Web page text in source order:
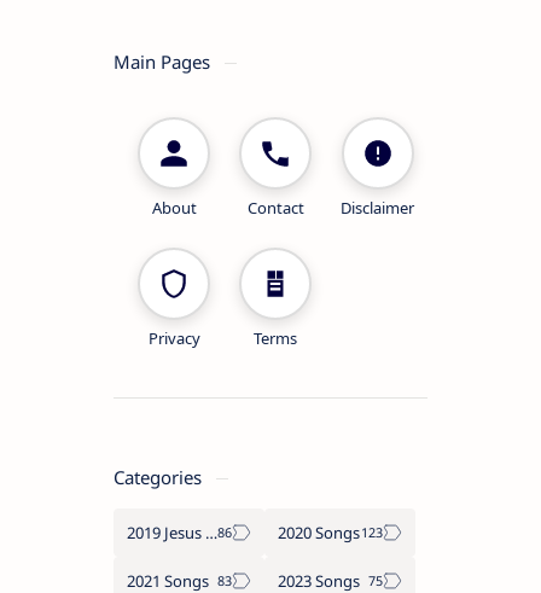
Main Pages
About Contact Disclaimer
Privacy Terms
Categories
2019 Jesus songs 2020 Songs
2021 Songs 2023 Songs